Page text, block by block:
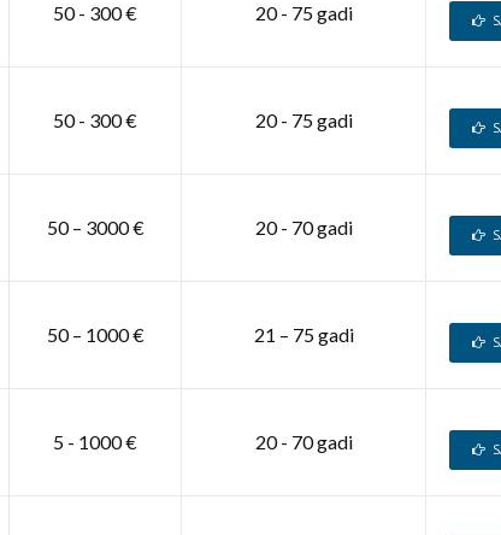
50 - 300 € 20 - 75 gadi
50 - 300 € 20 - 75 gadi
50 – 3000 € 20 - 70 gadi
50 – 1000 € 21 – 75 gadi
5 - 1000 € 20 - 70 gadi